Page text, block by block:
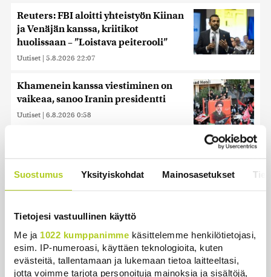
Suostumus Yksityiskohdat Mainosasetukset
Tietojesi vastuullinen käyttö
Me ja 1022 kumppanimme käsittelemme henkilötietojasi,
esim. IP-numeroasi, käyttäen teknologioita, kuten
evästeitä, tallentamaan ja lukemaan tietoa laitteeltasi,
jotta voimme tarjota personoituja mainoksia ja sisältöjä,
Reuters: FBI aloitti yhteistyön Kiinan
ja Venäjän kanssa, kriitikot
huolissaan – ”Loistava peiterooli”
Uutiset | 5.8.2026 22:07
Khamenein kanssa viestiminen on
vaikeaa, sanoo Iranin presidentti
Uutiset | 6.8.2026 0:58
Uusimmat
Sianlihaa voi jälleen viedä Etelä-Koreaan ja Uuteen-
Seelantiin
Uutiset | 7.8.2026 16:44
Järjestöt vastustavat karhun kiintiömetsästystä –